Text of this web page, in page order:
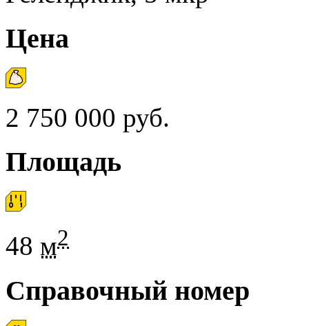
Цена
2 750 000 руб.
Площадь
48 м2
Справочный номер